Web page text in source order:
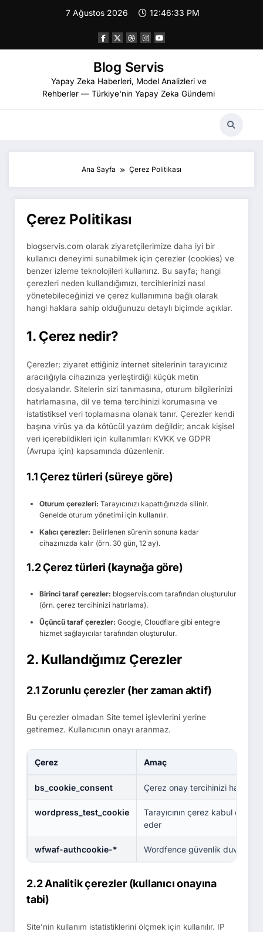
7 Ağustos 2026 12:46:33 PM
Blog Servis
Yapay Zeka Haberleri, Model Analizleri ve
Rehberler — Türkiye'nin Yapay Zeka Gündemi
Ana Sayfa Çerez Politikası
Çerez Politikası
blogservis.com olarak ziyaretçilerimize daha iyi bir
kullanıcı deneyimi sunabilmek için çerezler (cookies) ve
benzer izleme teknolojileri kullanırız. Bu sayfa; hangi
çerezleri neden kullandığımızı, tercihlerinizi nasıl
yönetebileceğinizi ve çerez kullanımına bağlı olarak
hangi haklara sahip olduğunuzu detaylı biçimde açıklar.
1. Çerez nedir?
Çerezler; ziyaret ettiğiniz internet sitelerinin tarayıcınız
aracılığıyla cihazınıza yerleştirdiği küçük metin
dosyalarıdır. Sitelerin sizi tanımasına, oturum bilgilerinizi
hatırlamasına, dil ve tema tercihinizi korumasına ve
istatistiksel veri toplamasına olanak tanır. Çerezler kendi
başına virüs ya da kötücül yazılım değildir; ancak kişisel
veri içerebildikleri için kullanımları KVKK ve GDPR
(Avrupa için) kapsamında düzenlenir.
1.1 Çerez türleri (süreye göre)
Oturum çerezleri: Tarayıcınızı kapattığınızda silinir.
Genelde oturum yönetimi için kullanılır.
Kalıcı çerezler: Belirlenen sürenin sonuna kadar
cihazınızda kalır (örn. 30 gün, 12 ay).
1.2 Çerez türleri (kaynağa göre)
Birinci taraf çerezler: blogservis.com tarafından oluşturulur
(örn. çerez tercihinizi hatırlama).
Üçüncü taraf çerezler: Google, Cloudflare gibi entegre
hizmet sağlayıcılar tarafından oluşturulur.
2. Kullandığımız Çerezler
2.1 Zorunlu çerezler (her zaman aktif)
Bu çerezler olmadan Site temel işlevlerini yerine
getiremez. Kullanıcının onayı aranmaz.
Çerez Amaç
bs_cookie_consent Çerez onay tercihinizi hatırlar
wordpress_test_cookie
Tarayıcının çerez kabul
eder
wfwaf-authcookie-* Wordfence güvenlik duvarı
2.2 Analitik çerezler (kullanıcı onayına
tabi)
Site’nin kullanım istatistiklerini ölçmek için kullanılır. IP